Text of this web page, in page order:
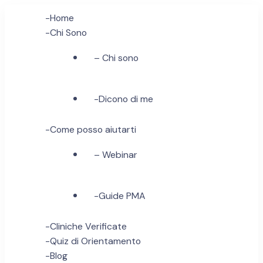
-Home
-Chi Sono
– Chi sono
-Dicono di me
-Come posso aiutarti
– Webinar
-Guide PMA
-Cliniche Verificate
-Quiz di Orientamento
-Blog